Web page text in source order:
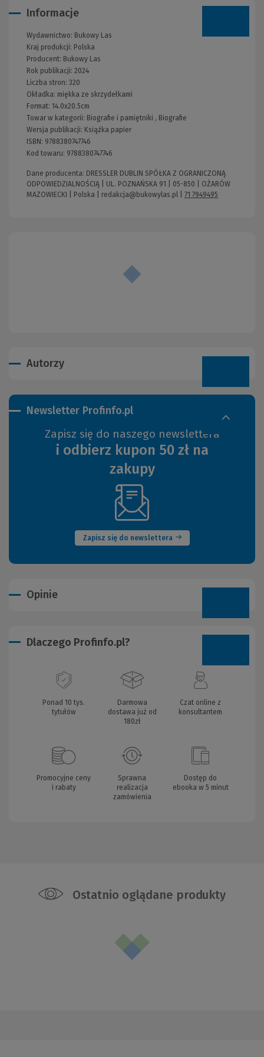
Informacje
Wydawnictwo: Bukowy Las
Kraj produkcji: Polska
Producent: Bukowy Las
Rok publikacji: 2024
Liczba stron: 320
Okładka: miękka ze skrzydełkami
Format: 14.0x20.5cm
Towar w kategorii: Biografie i pamiętniki , Biografie
Wersja publikacji: Książka papier
ISBN: 9788380747746
Kod towaru: 9788380747746
Dane producenta: DRESSLER DUBLIN SPÓŁKA Z OGRANICZONĄ
ODPOWIEDZIALNOŚCIĄ | UL. POZNAŃSKA 91 | 05-850 | OŻARÓW
MAZOWIECKI | Polska | redakcja@bukowylas.pl 71 7949495
Autorzy
Newsletter Profinfo.pl
Zapisz się do naszego newslettera
i odbierz kupon 50 zł na
zakupy
Zapisz się do newslettera
(Nowe
okno)
Opinie
Dlaczego Profinfo.pl?
Ponad 10 tys.
tytułów
Darmowa
dostawa już od
180zł
Czat online z
konsultantem
Promocyjne ceny
i rabaty
Sprawna
realizacja
zamówienia
Dostęp do
ebooka w 5 minut
Ostatnio oglądane produkty